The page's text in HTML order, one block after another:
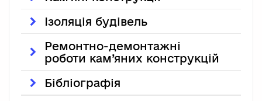
Ізоляція будівель
Ремонтно-демонтажні
роботи кам’яних конструкцій
Бібліографія